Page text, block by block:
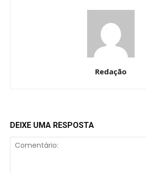
Redação
DEIXE UMA RESPOSTA